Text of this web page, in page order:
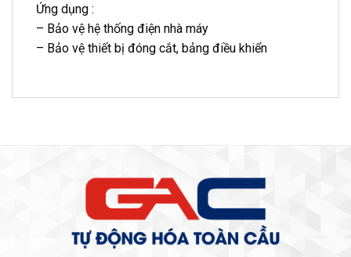
Ứng dụng :
– Bảo vệ hệ thống điện nhà máy
– Bảo vệ thiết bị đóng cắt, bảng điều khiển